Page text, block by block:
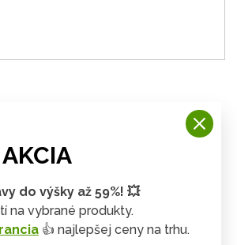
do výšky až 59%! 💥
na vybrané produkty.
👍 najlepšej ceny na trhu.